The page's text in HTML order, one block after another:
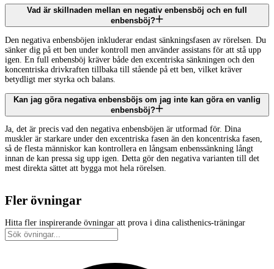
Vad är skillnaden mellan en negativ enbensböj och en full
enbensböj?
Den negativa enbensböjen inkluderar endast sänkningsfasen av rörelsen. Du
sänker dig på ett ben under kontroll men använder assistans för att stå upp
igen. En full enbensböj kräver både den excentriska sänkningen och den
koncentriska drivkraften tillbaka till stående på ett ben, vilket kräver
betydligt mer styrka och balans.
Kan jag göra negativa enbensböjs om jag inte kan göra en vanlig
enbensböj?
Ja, det är precis vad den negativa enbensböjen är utformad för. Dina
muskler är starkare under den excentriska fasen än den koncentriska fasen,
så de flesta människor kan kontrollera en långsam enbenssänkning långt
innan de kan pressa sig upp igen. Detta gör den negativa varianten till det
mest direkta sättet att bygga mot hela rörelsen.
Fler övningar
Hitta fler inspirerande övningar att prova i dina calisthenics-träningar